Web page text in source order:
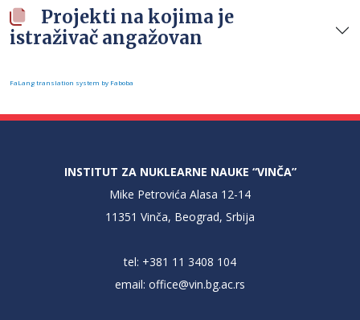
Projekti na kojima je
istraživač angažovan
FaLang translation system by Faboba
INSTITUT ZA NUKLEARNE NAUKE “VINČA”
Mike Petrovića Alasa 12-14
11351 Vinča, Beograd, Srbija
tel: +381 11 3408 104
email: office@vin.bg.ac.rs